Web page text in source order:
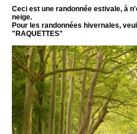
Ceci est une randonnée estivale, à
neige.
Pour les randonnées hivernales,
"RAQUETTES"